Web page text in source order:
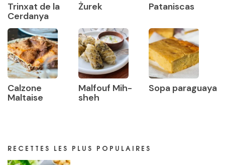
Trinxat de la
Cerdanya
Żurek Pataniscas
Calzone
Maltaise
Malfouf Mih-
sheh
Sopa paraguaya
RECETTES LES PLUS POPULAIRES